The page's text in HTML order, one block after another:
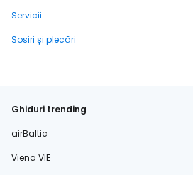
Servicii
Sosiri și plecări
Ghiduri trending
airBaltic
Viena VIE